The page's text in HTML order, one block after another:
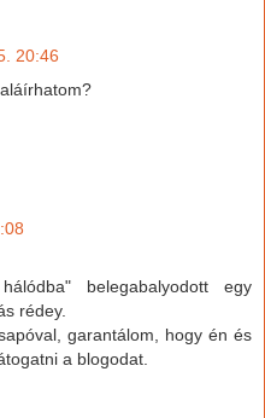
20:46
belegabalyodott egy
rédey.
garantálom, hogy én és
a blogodat.